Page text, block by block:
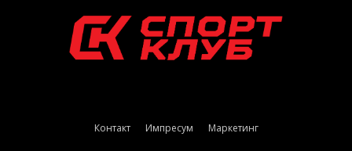
Контакт Импресум Маркетинг